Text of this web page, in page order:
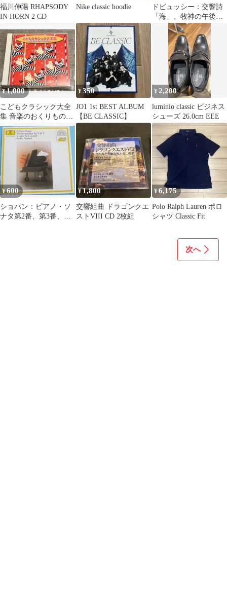
福川伸陽 RHAPSODY
IN HORN 2 CD
Nike classic hoodie
ドビュッシー：交響詩
「海」、牧神の午後へ
の前奏曲、管弦楽のた
めの映像、ブーレーズ
¥1,000
こどもクラシック大全
集 音楽のおくりもの
CD2枚組
¥350
JO1 1st BEST ALBUM
【BE CLASSIC】
¥ 2,200
luminio classic ビジネス
シューズ 26.0cm EEE
¥600
ショパン：ピアノ・ソ
ナタ第2番、第3番、ス
¥1,800
交響組曲 ドラゴンクエ
ストVIII CD 2枚組
¥6,175
Polo Ralph Lauren ポロ
シャツ Classic Fit
次へ